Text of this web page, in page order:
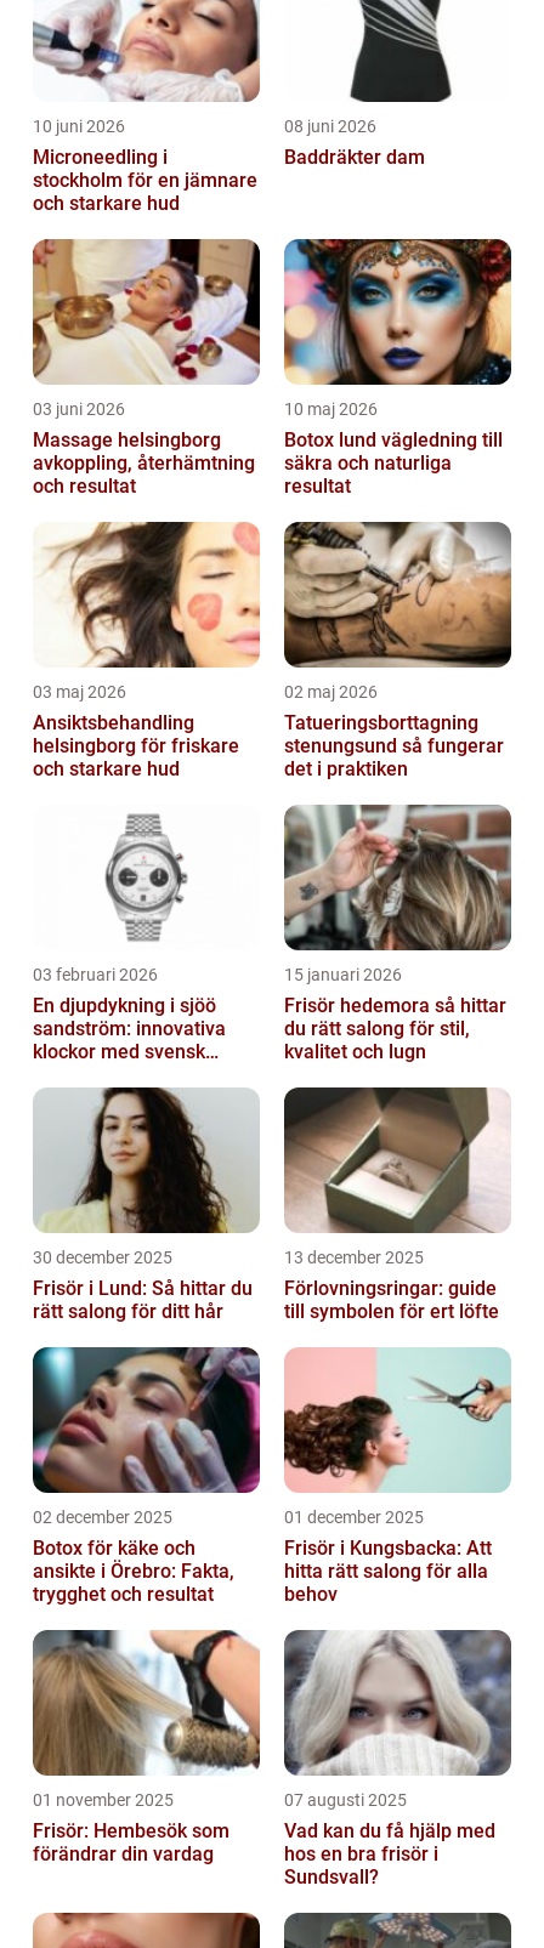
10 juni 2026
Microneedling i
stockholm för en jämnare
och starkare hud
08 juni 2026
Baddräkter dam
03 juni 2026
Massage helsingborg
avkoppling, återhämtning
och resultat
10 maj 2026
Botox lund vägledning till
säkra och naturliga
resultat
03 maj 2026
Ansiktsbehandling
helsingborg för friskare
och starkare hud
02 maj 2026
Tatueringsborttagning
stenungsund så fungerar
det i praktiken
03 februari 2026
En djupdykning i sjöö
sandström: innovativa
klockor med svensk
15 januari 2026
Frisör hedemora så hittar
du rätt salong för stil,
kvalitet och lugn
30 december 2025
Frisör i Lund: Så hittar du
rätt salong för ditt hår
13 december 2025
Förlovningsringar: guide
till symbolen för ert löfte
02 december 2025
Botox för käke och
ansikte i Örebro: Fakta,
trygghet och resultat
01 december 2025
Frisör i Kungsbacka: Att
hitta rätt salong för alla
behov
01 november 2025
Frisör: Hembesök som
förändrar din vardag
07 augusti 2025
Vad kan du få hjälp med
hos en bra frisör i
Sundsvall?